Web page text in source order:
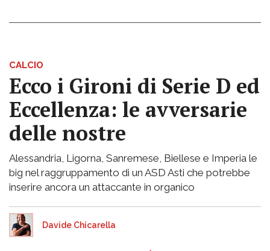
CALCIO
Ecco i Gironi di Serie D ed
Eccellenza: le avversarie
delle nostre
Alessandria, Ligorna, Sanremese, Biellese e Imperia le
big nel raggruppamento di un ASD Asti che potrebbe
inserire ancora un attaccante in organico
Davide Chicarella